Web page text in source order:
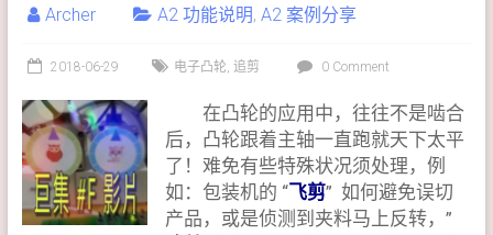
Archer A2 功能说明, A2 案例分享
2018-06-29 电子凸轮, 追剪 0 Comment
在凸轮的应用中，往往不是啮合
后，凸轮跟着主轴一直跑就天下太平
了！难免有些特殊状况须处理，例
如：包装机的 “飞剪” 如何避免误切
产品，或是侦测到夹料马上反转，”